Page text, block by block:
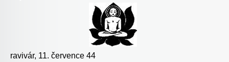
ravivár, 11. července 44